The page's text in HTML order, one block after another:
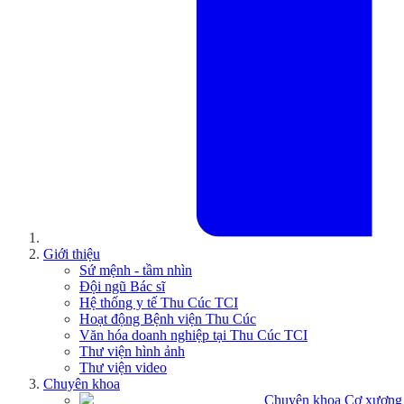
Giới thiệu
Sứ mệnh - tầm nhìn
Đội ngũ Bác sĩ
Hệ thống y tế Thu Cúc TCI
Hoạt động Bệnh viện Thu Cúc
Văn hóa doanh nghiệp tại Thu Cúc TCI
Thư viện hình ảnh
Thư viện video
Chuyên khoa
Chuyên khoa Cơ